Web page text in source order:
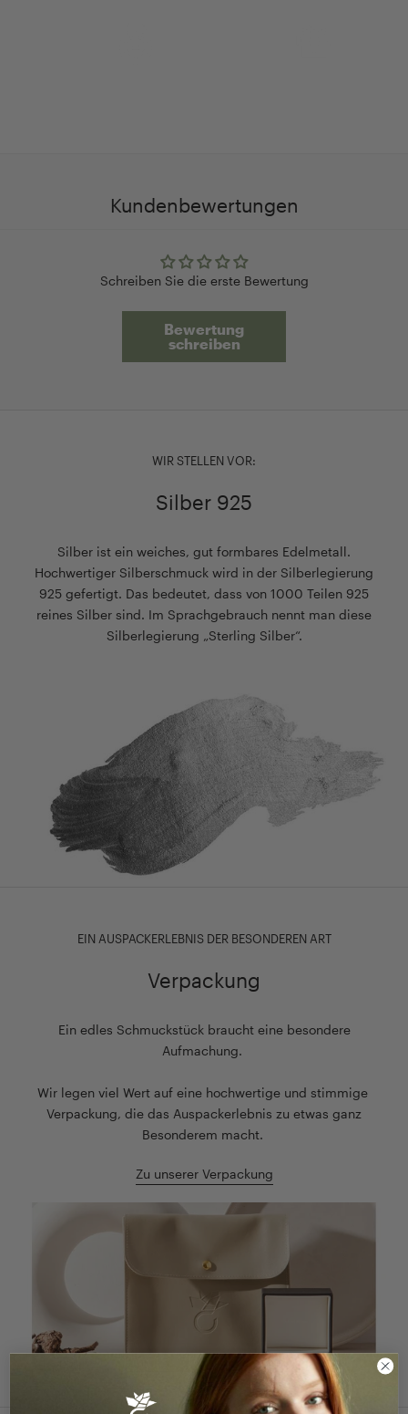
Kundenbewertungen
Schreiben Sie die erste Bewertung
Bewertung
schreiben
WIR STELLEN VOR:
Silber 925
Silber ist ein weiches, gut formbares Edelmetall.
Hochwertiger Silberschmuck wird in der Silberlegierung
925 gefertigt. Das bedeutet, dass von 1000 Teilen 925
reines Silber sind. Im Sprachgebrauch nennt man diese
Silberlegierung „Sterling Silber“.
EIN AUSPACKERLEBNIS DER BESONDEREN ART
Verpackung
Ein edles Schmuckstück braucht eine besondere
Aufmachung.
Wir legen viel Wert auf eine hochwertige und stimmige
Verpackung, die das Auspackerlebnis zu etwas ganz
Besonderem macht.
Zu unserer Verpackung